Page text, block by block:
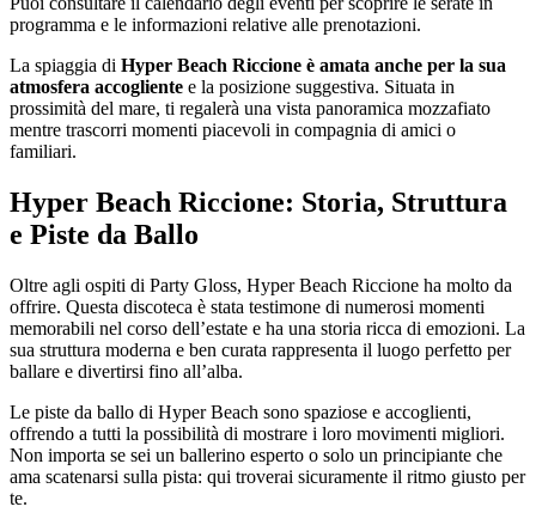
programma e le informazioni relative alle prenotazioni.
La spiaggia di Hyper Beach Riccione è amata anche per la sua
atmosfera accogliente e la posizione suggestiva. Situata in
prossimità del mare, ti regalerà una vista panoramica mozzafiato
mentre trascorri momenti piacevoli in compagnia di amici o
familiari.
Hyper Beach Riccione: Storia, Struttura
e Piste da Ballo
Oltre agli ospiti di Party Gloss, Hyper Beach Riccione ha molto da
offrire. Questa discoteca è stata testimone di numerosi momenti
memorabili nel corso dell’estate e ha una storia ricca di emozioni. La
sua struttura moderna e ben curata rappresenta il luogo perfetto per
ballare e divertirsi fino all’alba.
Le piste da ballo di Hyper Beach sono spaziose e accoglienti,
offrendo a tutti la possibilità di mostrare i loro movimenti migliori.
Non importa se sei un ballerino esperto o solo un principiante che
ama scatenarsi sulla pista: qui troverai sicuramente il ritmo giusto per
te.